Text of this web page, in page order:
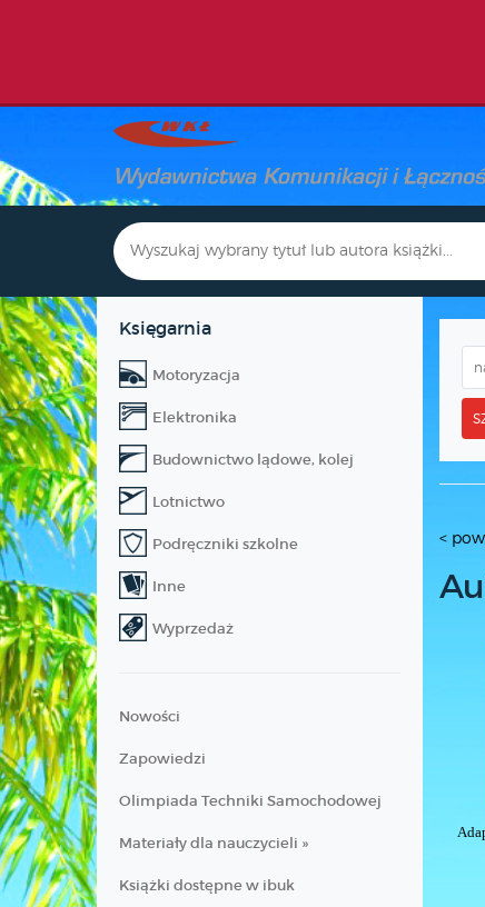
Księgarnia
Motoryzacja
Elektronika
Budownictwo lądowe, kolej
Lotnictwo
Podręczniki szkolne
Inne
Wyprzedaż
Nowości
Zapowiedzi
Olimpiada Techniki Samochodowej
Materiały dla nauczycieli »
Książki dostępne w ibuk
<